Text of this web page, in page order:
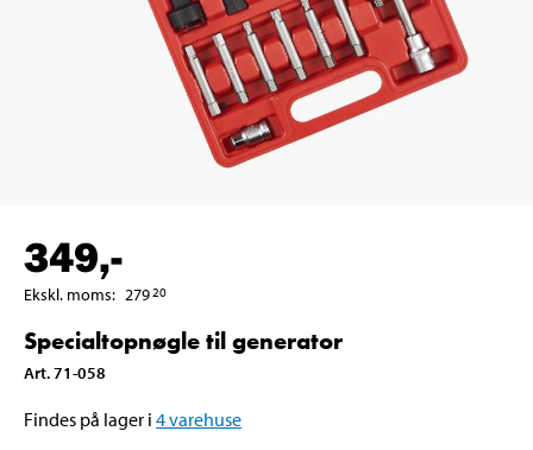
349,-
Ekskl. moms: 27920
Specialtopnøgle til generator
Art.71-058
Findes på lager i 4varehuse